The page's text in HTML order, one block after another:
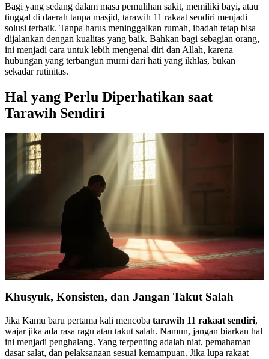
Bagi yang sedang dalam masa pemulihan sakit, memiliki bayi, atau
tinggal di daerah tanpa masjid, tarawih 11 rakaat sendiri menjadi
solusi terbaik. Tanpa harus meninggalkan rumah, ibadah tetap bisa
dijalankan dengan kualitas yang baik. Bahkan bagi sebagian orang,
ini menjadi cara untuk lebih mengenal diri dan Allah, karena
hubungan yang terbangun murni dari hati yang ikhlas, bukan
sekadar rutinitas.
Hal yang Perlu Diperhatikan saat
Tarawih Sendiri
Khusyuk, Konsisten, dan Jangan Takut Salah
Jika Kamu baru pertama kali mencoba tarawih 11 rakaat sendiri,
wajar jika ada rasa ragu atau takut salah. Namun, jangan biarkan hal
ini menjadi penghalang. Yang terpenting adalah niat, pemahaman
dasar salat, dan pelaksanaan sesuai kemampuan. Jika lupa rakaat